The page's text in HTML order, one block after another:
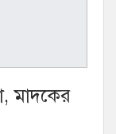
মাদকের